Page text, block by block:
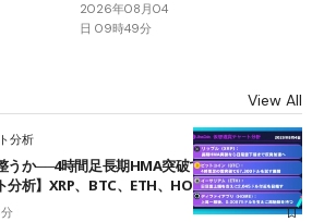
2026年08月04
日 09時49分
View All
分析
うか──4時間足長期HMA突破で雲下端を目指す
分析】XRP、BTC、ETH、HOME